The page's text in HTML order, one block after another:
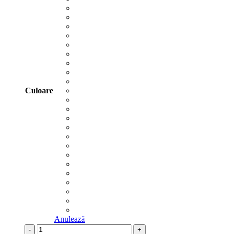
Culoare
Anulează
-
+